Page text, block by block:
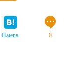
Hatena 0